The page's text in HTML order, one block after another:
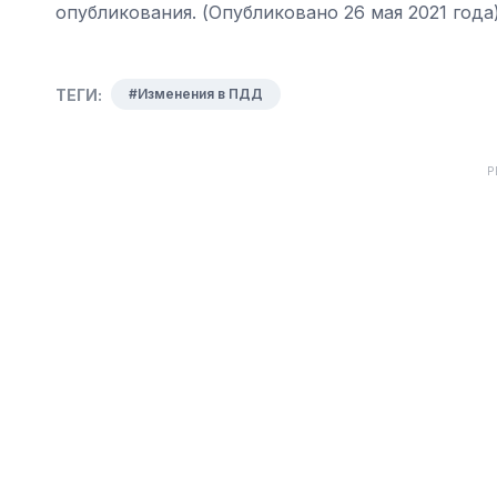
опубликования. (Опубликовано 26 мая 2021 года)
ТЕГИ: #Изменения в ПДД